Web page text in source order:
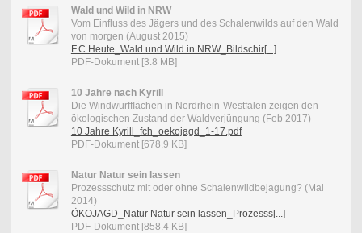
Wald und Wild in NRW
Vom Einfluss des Jägers und des Schalenwilds auf den Wald
von morgen (August 2015)
F.C.Heute_Wald und Wild in NRW_Bildschir[...]
PDF-Dokument [3.8 MB]
10 Jahre nach Kyrill
Die Windwurfﬂächen in Nordrhein-Westfalen zeigen den
ökologischen Zustand der Waldverjüngung (Feb 2017)
10 Jahre Kyrill_fch_oekojagd_1-17.pdf
PDF-Dokument [678.9 KB]
Natur Natur sein lassen
Prozessschutz mit oder ohne Schalenwildbejagung? (Mai
2014)
ÖKOJAGD_Natur Natur sein lassen_Prozesss[...]
PDF-Dokument [858.4 KB]